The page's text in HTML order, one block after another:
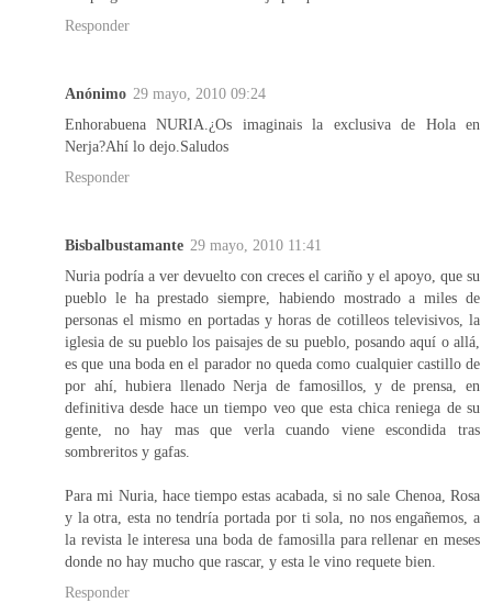
Responder
Anónimo 29 mayo, 2010 09:24
Enhorabuena NURIA.¿Os imaginais la exclusiva de Hola en
Nerja?Ahí lo dejo.Saludos
Responder
Bisbalbustamante 29 mayo, 2010 11:41
Nuria podría a ver devuelto con creces el cariño y el apoyo, que su
pueblo le ha prestado siempre, habiendo mostrado a miles de
personas el mismo en portadas y horas de cotilleos televisivos, la
iglesia de su pueblo los paisajes de su pueblo, posando aquí o allá,
es que una boda en el parador no queda como cualquier castillo de
por ahí, hubiera llenado Nerja de famosillos, y de prensa, en
definitiva desde hace un tiempo veo que esta chica reniega de su
gente, no hay mas que verla cuando viene escondida tras
sombreritos y gafas.
Para mi Nuria, hace tiempo estas acabada, si no sale Chenoa, Rosa
y la otra, esta no tendría portada por ti sola, no nos engañemos, a
la revista le interesa una boda de famosilla para rellenar en meses
donde no hay mucho que rascar, y esta le vino requete bien.
Responder